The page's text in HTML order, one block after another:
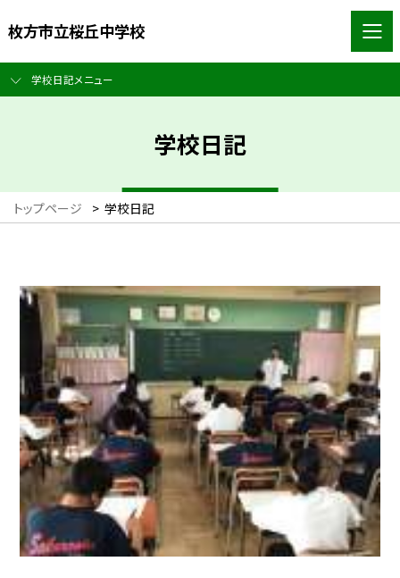
枚方市立桜丘中学校
学校日記メニュー
学校日記
トップページ > 学校日記